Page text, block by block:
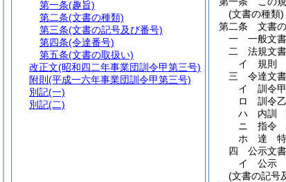
(文書の種類)
第二条
文書
一
一般文
二
法規文書
イ
規則
三
令達文書
イ
訓令
ロ
訓令
ハ
内訓
ニ
指令
ホ
達 特
四
公示文書
イ
公示
(文書の記号
第一条(趣旨)
第二条(文書の種類)
第三条(文書の記号及び番号)
第四条(令達番号)
第五条(文書の取扱い)
改正文(昭和四二年事業団訓令甲第三号)
附則 (平成一六年事業団訓令甲第三号)
別記(一)
別記(二)